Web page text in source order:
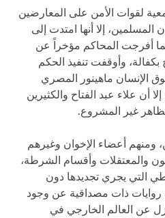
لقوات الأمن على المعارضين
المسلمين، إلا أنها امتدت إلى
أفرجت المحاكم مؤخراً عن
بكفالة، وأوقفت تنفيذ الحكم
الإنسان ماهينور المصري
أن علاء عبد الفتاح والكثيرين
غير المشروع.
ومنهم أعضاء الإخوان وغيرهم
والمعتقلات وأقسام الشرطة،
التي يجري تجديدها دون
روايات ذات مصداقية عن وجود
عن العالم الخارجي في